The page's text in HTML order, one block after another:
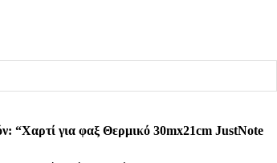
“Χαρτί για φαξ Θερμικό 30mx21cm JustNote